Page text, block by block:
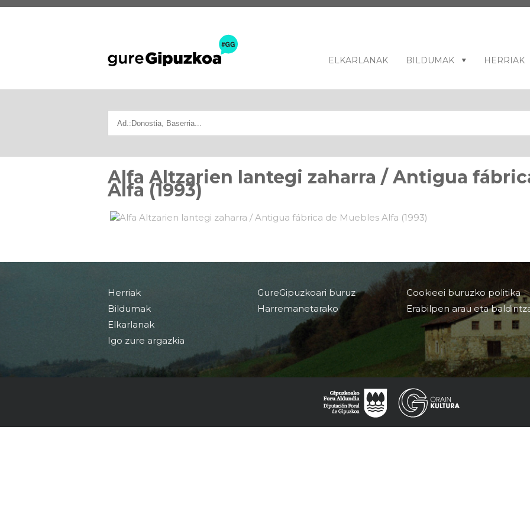
ELKARLANAK BILDUMAK HERRIAK
Alfa Altzarien lantegi zaharra / Antigua
Alfa (1993)
Herriak
Bildumak
Elkarlanak
Igo zure argazkia
GureGipuzkoari buruz
Harremanetarako
Cookieei buruzko politika
Erabilpen arau eta